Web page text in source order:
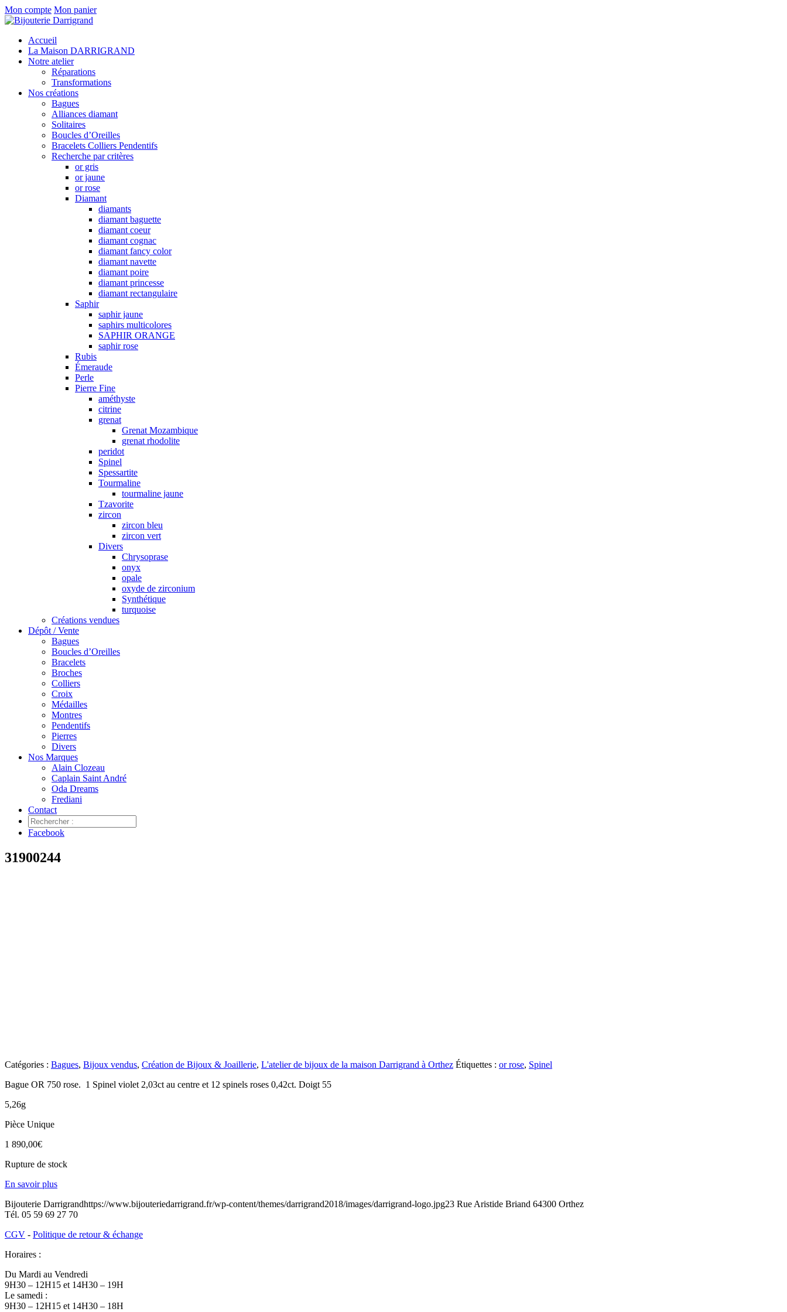
Mon compte Mon panier
Accueil
La Maison DARRIGRAND
Notre atelier
Réparations
Transformations
Nos créations
Bagues
Alliances diamant
Solitaires
Boucles d’Oreilles
Bracelets Colliers Pendentifs
Recherche par critères
or gris
or jaune
or rose
Diamant
diamants
diamant baguette
diamant coeur
diamant cognac
diamant fancy color
diamant navette
diamant poire
diamant princesse
diamant rectangulaire
Saphir
saphir jaune
saphirs multicolores
SAPHIR ORANGE
saphir rose
Rubis
Émeraude
Perle
Pierre Fine
améthyste
citrine
grenat
Grenat Mozambique
grenat rhodolite
peridot
Spinel
Spessartite
Tourmaline
tourmaline jaune
Tzavorite
zircon
zircon bleu
zircon vert
Divers
Chrysoprase
onyx
opale
oxyde de zirconium
Synthétique
turquoise
Créations vendues
Dépôt / Vente
Bagues
Boucles d’Oreilles
Bracelets
Broches
Colliers
Croix
Médailles
Montres
Pendentifs
Pierres
Divers
Nos Marques
Alain Clozeau
Caplain Saint André
Oda Dreams
Frediani
Contact
Facebook
31900244
Catégories : Bagues, Bijoux vendus, Création de Bijoux & Joaillerie, L'atelier de bijoux de la maison Darrigrand à Orthez Étiquettes : or rose, Spinel
Bague OR 750 rose. 1 Spinel violet 2,03ct au centre et 12 spinels roses 0,42ct. Doigt 55
5,26g
Pièce Unique
1 890,00€
Rupture de stock
En savoir plus
Bijouterie Darrigrandhttps://www.bijouteriedarrigrand.fr/wp-content/themes/darrigrand2018/images/darrigrand-logo.jpg23 Rue Aristide Briand 64300 Orthez
Tél. 05 59 69 27 70
CGV - Politique de retour & échange
Horaires :
Du Mardi au Vendredi
9H30 – 12H15 et 14H30 – 19H
Le samedi :
9H30 – 12H15 et 14H30 – 18H